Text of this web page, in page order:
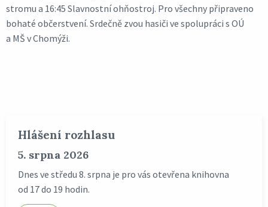
stromu a 16:45 Slavnostní ohňostroj. Pro všechny připraveno
bohaté občerstvení. Srdečně zvou hasiči ve spolupráci s OÚ
a MŠ v Chomýži.
Hlášení rozhlasu
5. srpna 2026
Dnes ve středu 8. srpna je pro vás otevřena knihovna
od 17 do 19 hodin.